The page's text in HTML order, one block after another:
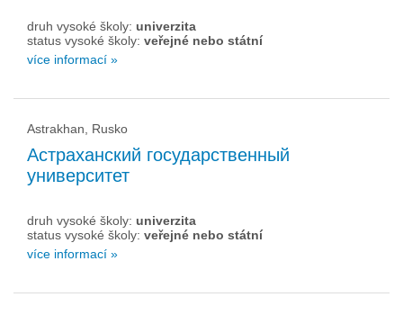
druh vysoké školy: univerzita
status vysoké školy: veřejné nebo státní
více informací »
Astrakhan, Rusko
Астраханский государственный
университет
druh vysoké školy: univerzita
status vysoké školy: veřejné nebo státní
více informací »